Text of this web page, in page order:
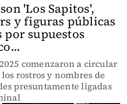
'Los Sapitos',
y figuras públicas
por supuestos
comenzaron a circular
rostros y nombres de
presuntamente ligadas